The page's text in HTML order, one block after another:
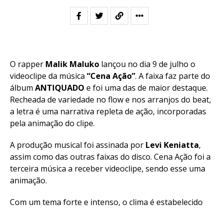
O rapper Malik Maluko lançou no dia 9 de julho o
videoclipe da música “Cena Ação”. A faixa faz parte do
álbum ANTIQUADO e foi uma das de maior destaque.
Recheada de variedade no flow e nos arranjos do beat,
a letra é uma narrativa repleta de ação, incorporadas
pela animação do clipe.
A produção musical foi assinada por Levi Keniatta,
assim como das outras faixas do disco. Cena Ação foi a
terceira música a receber videoclipe, sendo esse uma
animação.
Com um tema forte e intenso, o clima é estabelecido